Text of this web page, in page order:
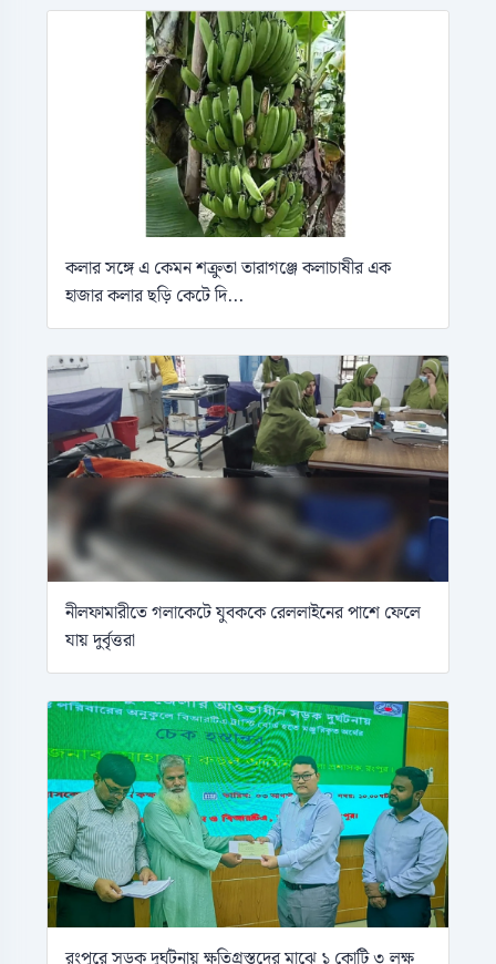
কলার সঙ্গে এ কেমন শক্রুতা তারাগঞ্জে কলাচাষীর এক
হাজার কলার ছড়ি কেটে দি...
নীলফামারীতে গলাকেটে যুবককে রেললাইনের পাশে ফেলে
যায় দুর্বৃত্তরা
রংপুরে সড়ক দুর্ঘটনায় ক্ষতিগ্রস্তদের মাঝে ১ কোটি ৩ লক্ষ